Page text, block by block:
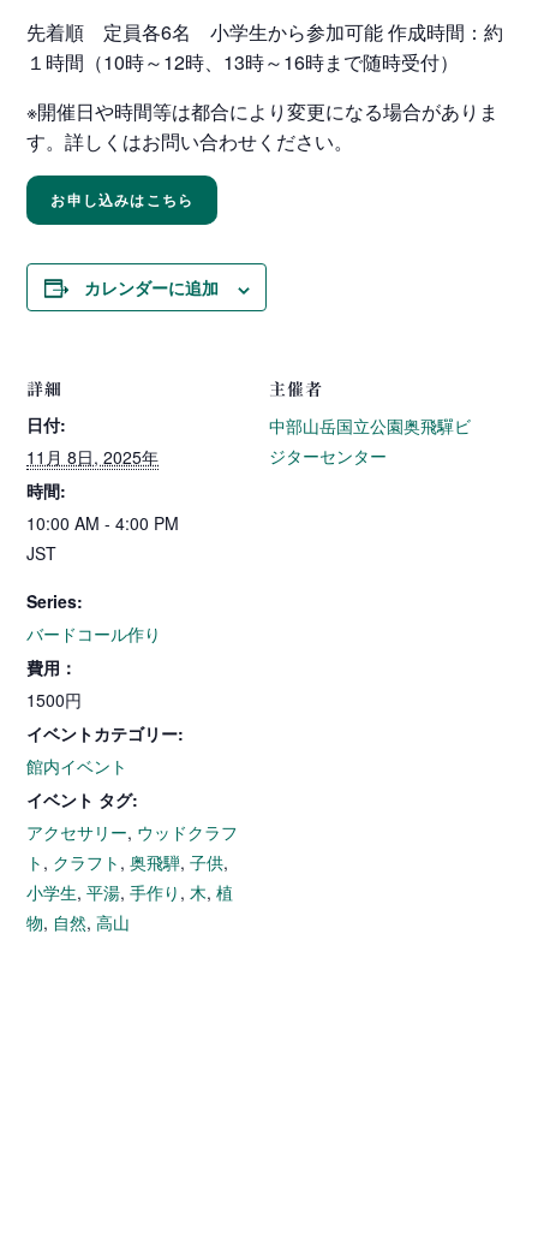
先着順 定員各6名 小学生から参加可能 作成時間：約
１時間（10時～12時、13時～16時まで随時受付）
※開催日や時間等は都合により変更になる場合がありま
す。詳しくはお問い合わせください。
お申し込みはこちら
カレンダーに追加
詳細
日付:
11月 8日, 2025年
時間:
10:00 AM - 4:00 PM
JST
Series:
バードコール作り
費用：
1500円
イベントカテゴリー:
館内イベント
イベント タグ:
アクセサリー, ウッドクラフ
ト , クラフト ,奥飛騨,子供,
小学生,平湯,手作り ,木,植
物, 自然,高山
主催者
中部山岳国立公園奥飛驒ビ
ジターセンター